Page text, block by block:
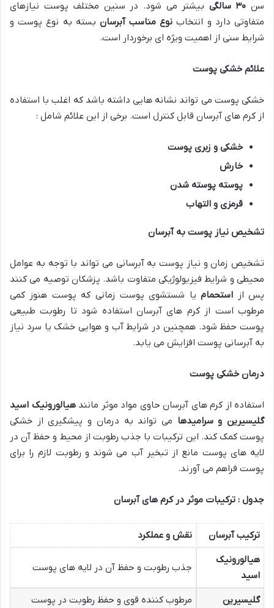
سن ۳۰ سالگی بیشتر می شود. در سنین مختلف پوست نیازهای
متفاوتی دارد و انتخاب نوع مناسب آبرسان بسته به نوع پوست و
شرایط سنی از اهمیت ویژه ای برخوردار است.
علائم خشکی پوست
خشکی پوست می تواند نشانه هایی داشته باشد که اغلب با استفاده
از کرم های آبرسان قابل کنترل است. برخی از این علائم شامل :
خشکی و زبری پوست
خارش
پوسته پوسته شدن
قرمزی و التهاب
تشخیص نیاز پوست به آبرسان
تشخیص زمان و نیاز پوست به آبرسانی می تواند با توجه به عوامل
محیطی و شرایط فیزیولوژیکی متفاوت باشد. پزشکان توصیه می کنند
پس از استحمامیا شستشوی پوست زمانی که پوست هنوز کمی
مرطوب است از کرم های آبرسان استفاده شود تا رطوبت طبیعی
پوست حفظ شود. همچنین در شرایط آب و هوایی خشک یا سرد نیاز
به آبرسانی پوست افزایش می یابد.
درمان خشکی پوست
استفاده از کرم های آبرسان حاوی مواد موثر مانندهیالورونیک اسید
گلیسیرین و سرامیدها می تواند به درمان و پیشگیری از خشکی
پوست کمک کند. این ترکیبات با جذب رطوبت از محیط و حفظ آن در
لایه های پوست مانع از تبخیر آب می شوند و رطوبت لازم را برای
پوست فراهم می آورند.
جدول : ترکیبات موثر در کرم های آبرسان
ترکیب آبرسان
نقش و عملکرد
هیالورونیک
اسید
جذب رطوبت و حفظ آن در لایه های پوست
گلیسیرین مرطوب کننده قوی و حفظ رطوبت در پوست